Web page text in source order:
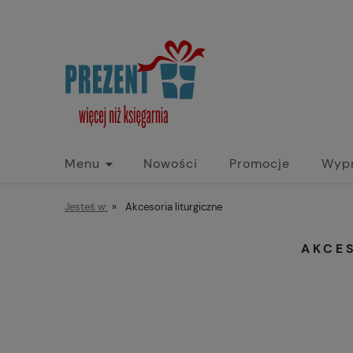
Menu Nowości Promocje
Jesteś w: » Akcesoria liturgiczne